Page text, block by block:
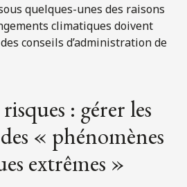
quelques-unes des raisons
climatiques doivent
conseils d’administration de
: gérer les
« phénomènes
extrêmes »